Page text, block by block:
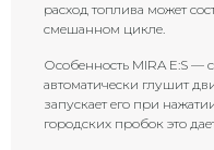
расход топлива может
смешанном цикле.
Особенность MIRA E:S —
автоматически глушит
запускает его при
городских пробок это